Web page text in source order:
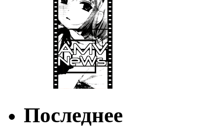
Последнее